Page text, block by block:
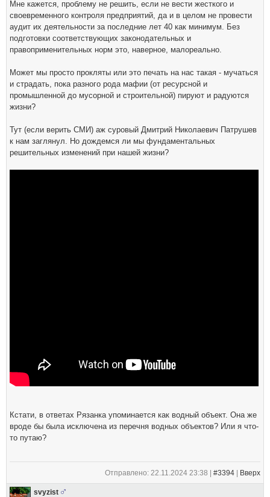
Мне кажется, проблему не решить, если не вести жесткого и
своевременного контроля предприятий, да и в целом не провести
аудит их деятельности за последние лет 40 как минимум. Без
подготовки соответствующих законодательных и
правоприменительных норм это, наверное, малореально.
Может мы просто прокляты или это печать на нас такая - мучаться
и страдать, пока разного рода мафии (от ресурсной и
промышленной до мусорной и строительной) пируют и радуются
жизни?
Тут (если верить СМИ) аж суровый Дмитрий Николаевич Патрушев
к нам заглянул. Но дождемся ли мы фундаментальных
решительных изменений при нашей жизни?
Кстати, в ответах Рязанка упоминается как водный объект. Она же
вроде бы была исключена из перечня водных объектов? Или я что-
то путаю?
Отправлено: 22.11.2024 23:38 | #3394 Вверх
svyzist